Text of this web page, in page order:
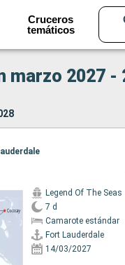
Cruceros
temáticos
marzo 2027 -
Legend Of The Seas
7 d
Camarote estándar
Fort Lauderdale
14/03/2027